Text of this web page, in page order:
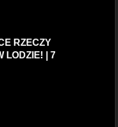
RZECZY
LODZIE! | 7